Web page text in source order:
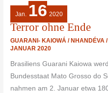
Jan. 16 2020
Terror ohne Ende
GUARANI- KAIOWÁ / NHANDÉVA
JANUAR 2020
Brasiliens Guarani Kaiowa
Bundesstaat Mato Grosso do
nahmen am 2. Januar etwa
TERROR
ENDE